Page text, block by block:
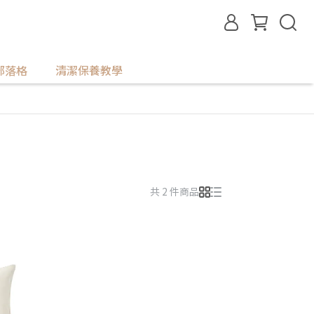
落格 清潔保養教學
共 2 件商品